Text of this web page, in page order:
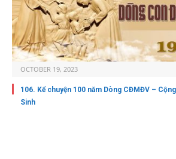
OCTOBER 19, 2023
106. Kể chuyện 100 năm Dòng CĐMĐV –
Sinh